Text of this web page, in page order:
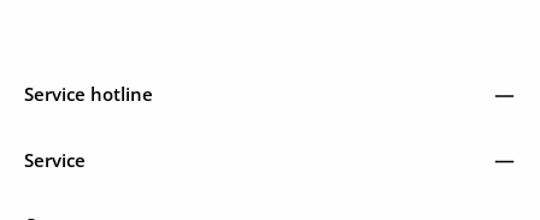
Service hotline
Service